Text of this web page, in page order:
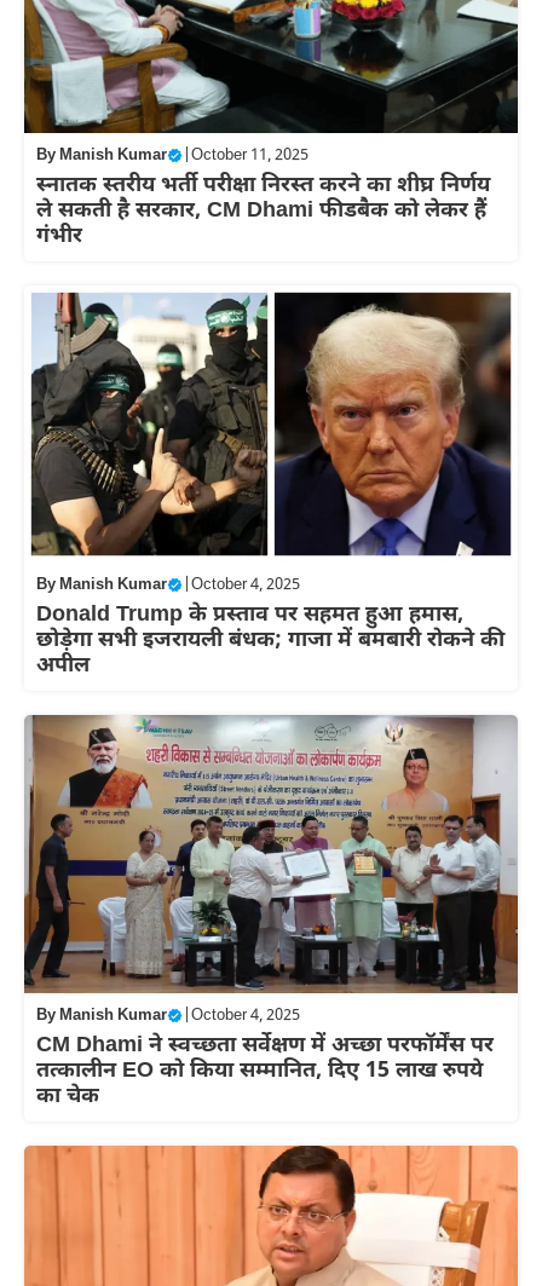
ByManish Kumar October 11, 2025
स्नातक स्तरीय भर्ती परीक्षा निरस्त करने का शीघ्र निर्णय
ले सकती है सरकार, CM Dhami फीडबैक को लेकर हैं
गंभीर
ByManish Kumar October 4, 2025
Donald Trump के प्रस्ताव पर सहमत हुआ हमास,
छोड़ेगा सभी इजरायली बंधक; गाजा में बमबारी रोकने की
अपील
ByManish Kumar October 4, 2025
CM Dhami ने स्वच्छता सर्वेक्षण में अच्छा परफॉर्मेंस पर
तत्कालीन EO को किया सम्मानित, दिए 15 लाख रुपये
का चेक